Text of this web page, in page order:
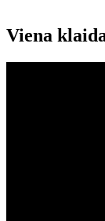
Viena